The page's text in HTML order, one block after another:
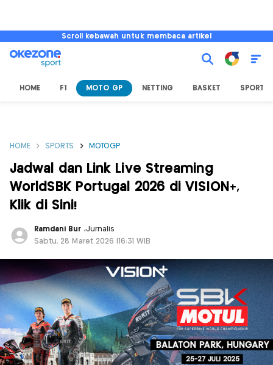
Scroll kebawah untuk membaca artikel
HOME F1 MOTO GP NETTING BASKET SPORT
HOME SPORTS MOTOGP
Jadwal dan Link Live Streaming
WorldSBK Portugal 2026 di VISION+,
Klik di Sini!
Ramdani Bur ,Jurnalis
Sabtu, 28 Maret 2026 |16:31 WIB